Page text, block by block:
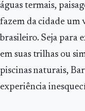
águas termais,
fazem da cidade um
brasileiro. Seja para
em suas trilhas ou
piscinas naturais,
experiência